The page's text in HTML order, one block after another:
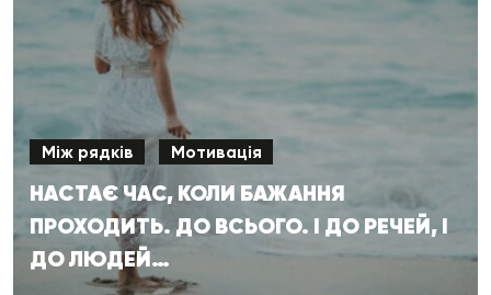
Між рядків Мотивація
НАСТАЄ ЧАС, КОЛИ БАЖАННЯ
ПРОХОДИТЬ. ДО ВСЬОГО. І ДО РЕЧЕЙ, І
ДО ЛЮДЕЙ…